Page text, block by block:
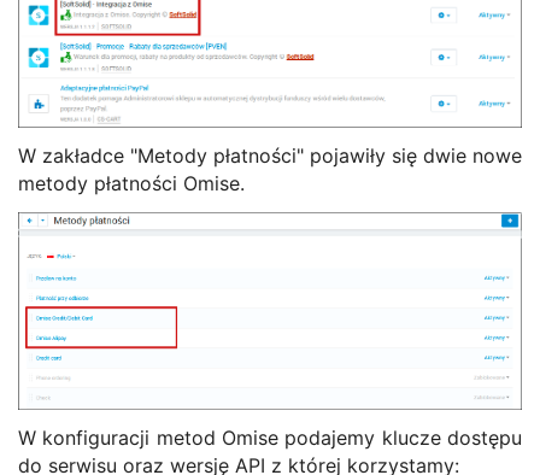
W zakładce "Metody płatności" pojawiły się dwie nowe
metody płatności Omise.
W konfiguracji metod Omise podajemy klucze dostępu
do serwisu oraz wersję API z której korzystamy: